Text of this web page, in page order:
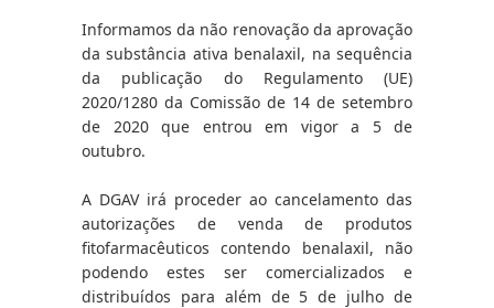
Informamos da não renovação da aprovação
da substância ativa benalaxil, na sequência
da publicação do Regulamento (UE)
2020/1280 da Comissão de 14 de setembro
de 2020 que entrou em vigor a 5 de
outubro.
A DGAV irá proceder ao cancelamento das
autorizações de venda de produtos
fitofarmacêuticos contendo benalaxil, não
podendo estes ser comercializados e
distribuídos para além de 5 de julho de